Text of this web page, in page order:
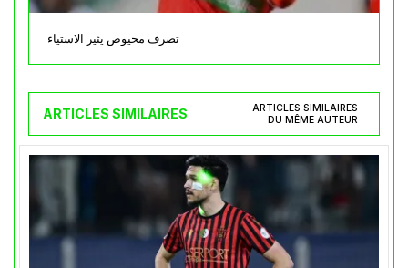
تصرف محيوص يثير الاستياء
ARTICLES SIMILAIRES
ARTICLES SIMILAIRES
DU MÊME AUTEUR